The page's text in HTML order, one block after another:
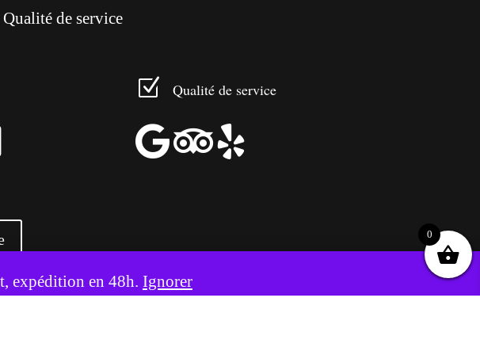
expédition en 48h. Ignorer
Qualité de service
Z Qualité de service

en Europe
Accepter Refuser
0